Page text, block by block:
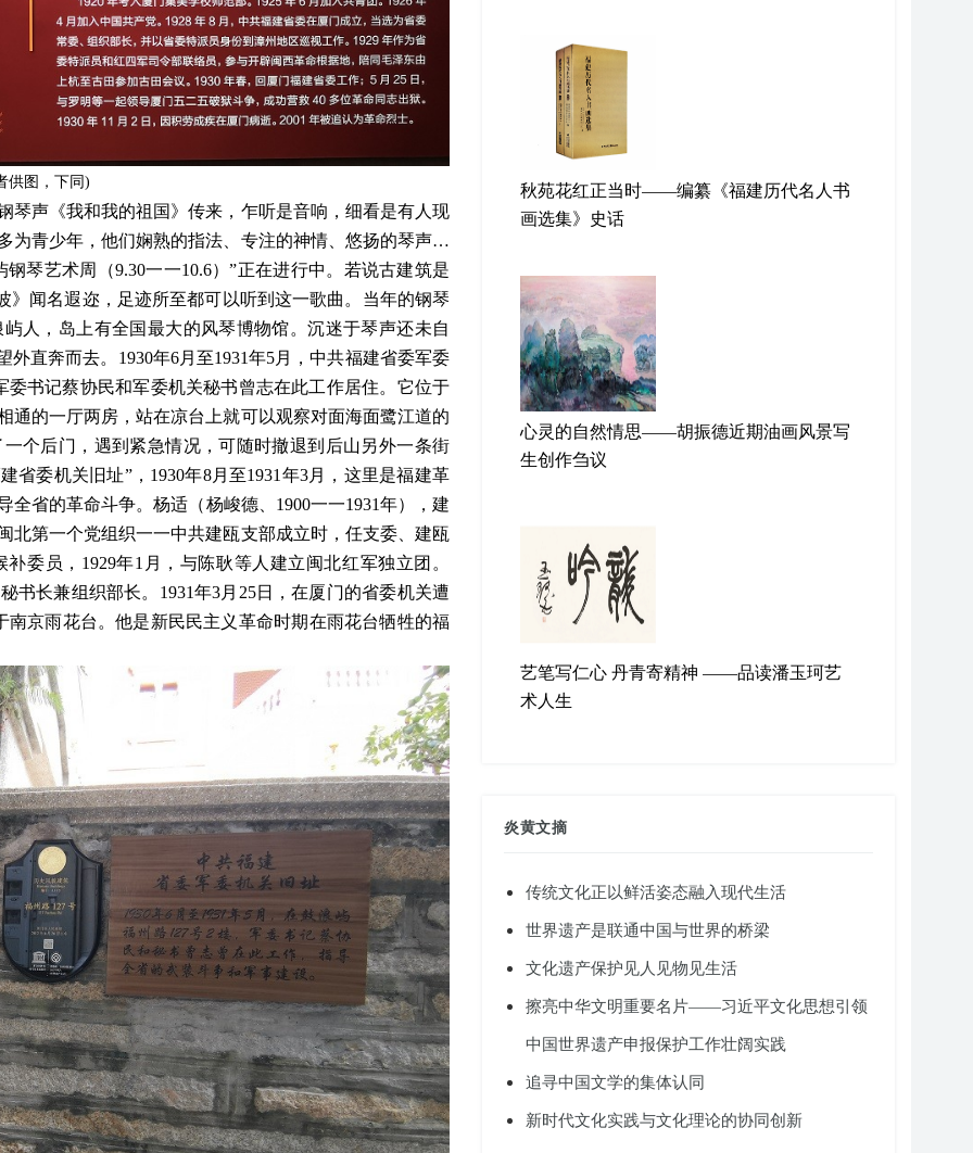
供图，下同)
琴声《我和我的祖国》传来，乍听是音响，细看是有人现
为青少年，他们娴熟的指法、专注的神情、悠扬的琴声…
琴艺术周（9.30一一10.6）”正在进行中。若说古建筑是
》闻名遐迩，足迹所至都可以听到这一歌曲。当年的钢琴
人，岛上有全国最大的风琴博物馆。沉迷于琴声还未自
直奔而去。1930年6月至1931年5月，中共福建省委军委
书记蔡协民和军委机关秘书曾志在此工作居住。它位于
通的一厅两房，站在凉台上就可以观察对面海面鹭江道的
个后门，遇到紧急情况，可随时撤退到后山另外一条街
省委机关旧址”，1930年8月至1931年3月，这里是福建革
省的革命斗争。杨适（杨峻德、1900一一1931年），建
北第一个党组织一一中共建瓯支部成立时，任支委、建瓯
委员，1929年1月，与陈耿等人建立闽北红军独立团。
书长兼组织部长。1931年3月25日，在厦门的省委机关遭
京雨花台。他是新民民主义革命时期在雨花台牺牲的福
秋苑花红正当时——编纂《福建历代名人书
画选集》史话
心灵的自然情思——胡振德近期油画风景写
生创作刍议
艺笔写仁心 丹青寄精神 ——品读潘玉珂艺
术人生
炎黄文摘
传统文化正以鲜活姿态融入现代生活
世界遗产是联通中国与世界的桥梁
文化遗产保护见人见物见生活
擦亮中华文明重要名片——习近平文化思想引领
中国世界遗产申报保护工作壮阔实践
追寻中国文学的集体认同
新时代文化实践与文化理论的协同创新